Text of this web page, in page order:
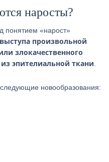
наросты?
понятием «нарост»
произвольной
злокачественного
эпителиальной ткани
новообразования: